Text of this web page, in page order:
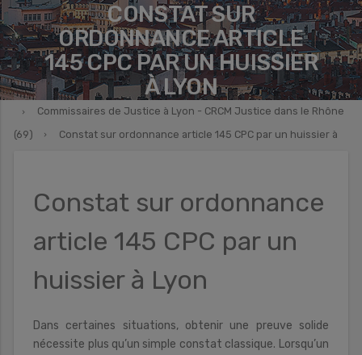
CONSTAT SUR
ORDONNANCE ARTICLE
145 CPC PAR UN HUISSIER
À LYON
Commissaires de Justice à Lyon - CRCM Justice dans le Rhône
(69)
Constat sur ordonnance article 145 CPC par un huissier à
Constat sur ordonnance
article 145 CPC par un
huissier à Lyon
Dans certaines situations, obtenir une preuve solide
nécessite plus qu’un simple constat classique. Lorsqu’un